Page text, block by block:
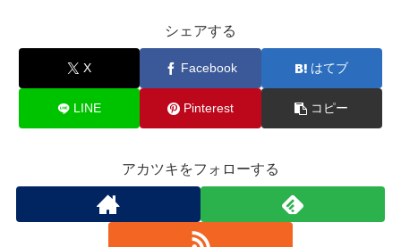
シェアする
X Facebook はてブ
LINE Pinterest コピー
アカツキをフォローする